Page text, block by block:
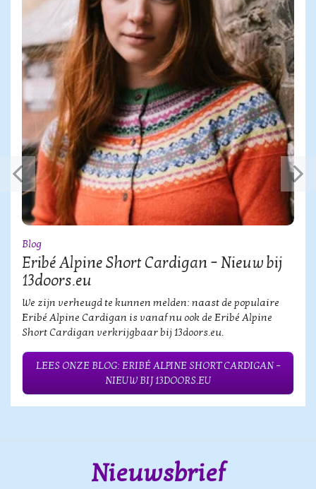
Blog
Eribé Alpine Short Cardigan – Nieuw bij
13doors.eu
We zijn verheugd te kunnen melden: naast de populaire
Eribé Alpine Cardigan is vanaf nu ook de Eribé Alpine
Short Cardigan verkrijgbaar bij 13doors.eu.
LEES ONZE BLOG: ERIBÉ ALPINE SHORT CARDIGAN –
NIEUW BIJ 13DOORS.EU
Nieuwsbrief